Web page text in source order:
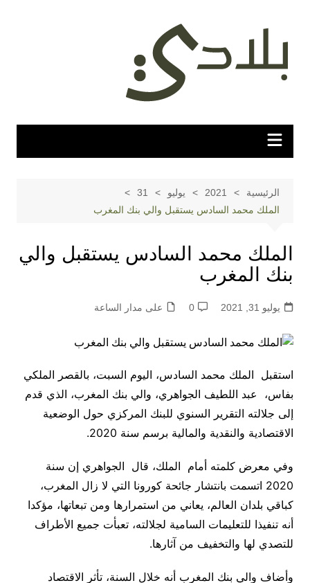
المحتوى
الرئيسية 2021 يوليو
31
الملك محمد السادس يستقبل والي بنك المغرب
الملك محمد السادس يستقبل والي
بنك المغرب
يوليو 31, 2021 0 على مدار الساعة
استقبل الملك محمد السادس، اليوم السبت، بالقصر الملكي
بفاس، عبد اللطيف الجواهري، والي بنك المغرب، الذي قدم
إلى جلالته التقرير السنوي للبنك المركزي حول الوضعية
الاقتصادية والنقدية والمالية برسم سنة 2020.
وفي معرض كلمته أمام الملك، قال الجواهري إن سنة
2020 اتسمت بانتشار جائحة كورونا التي لا زال المغرب،
كباقي بلدان العالم، يعاني من استمرارها ومن تبعاتها، مؤكدا
أنه تنفيذا للتعليمات السامية لجلالته، تعبأت جميع الأطراف
للتصدي لها والتخفيف من آثارها.
وأضاف والي بنك المغرب أنه خلال السنة، تأثر الاقتصاد